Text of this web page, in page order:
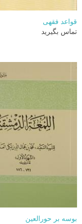
قواعد فقهی
تماس بگیرید
بوسه بر حورالعین